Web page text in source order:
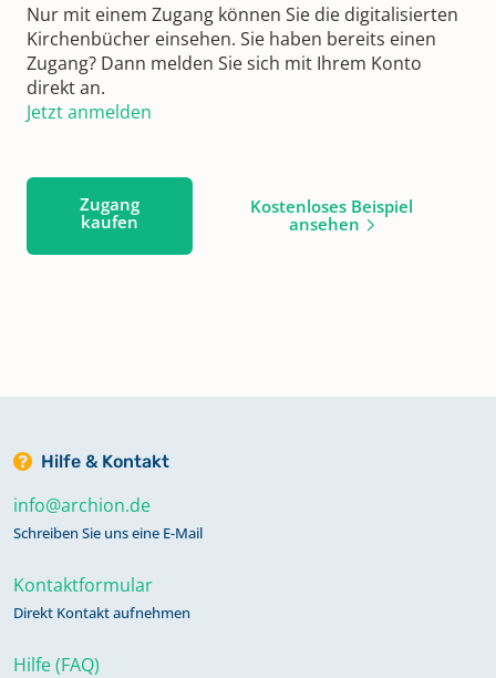
Nur mit einem Zugang können Sie die digitalisierten
Kirchenbücher einsehen. Sie haben bereits einen
Zugang? Dann melden Sie sich mit Ihrem Konto
direkt an.
Jetzt anmelden
Zugang
kaufen
Kostenloses Beispiel
ansehen
Hilfe & Kontakt
info@archion.de
Schreiben Sie uns eine E-Mail
Kontaktformular
Direkt Kontakt aufnehmen
Hilfe (FAQ)